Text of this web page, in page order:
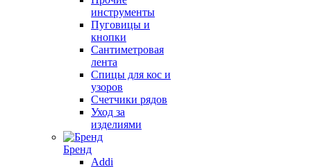
инструменты
Пуговицы и
кнопки
Сантиметровая
лента
Спицы для кос и
узоров
Счетчики рядов
Уход за
изделиями
Бренд
Addi